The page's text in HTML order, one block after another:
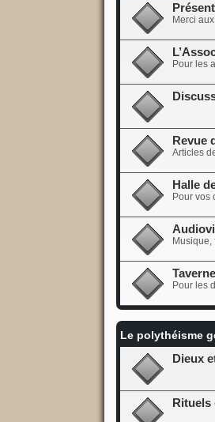
Merci
Pour les
Revue
Articles
Halle
Pour vos
Musique,
Taverne
Pour les
Le polythéisme
Dieux
Rituels